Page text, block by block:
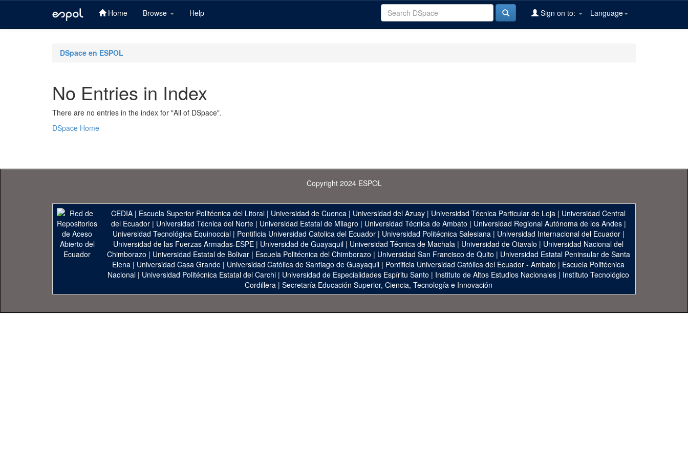
Home Browse Help Language
Sign on to:
DSpace en ESPOL
No Entries in Index
There are no entries in the index for "All of DSpace".
DSpace Home
Copyright 2024 ESPOL
CEDIA | Escuela Superior Politécnica del Litoral | Universidad de Cuenca | Universidad del Azuay | Universidad Técnica Particular de Loja | Universidad Central
del Ecuador| Universidad Técnica del Norte| Universidad Estatal de Milagro | Universidad Técnica de Ambato | Universidad Regional Autónoma de los Andes|
Universidad Tecnológica Equinoccial| Pontificia Universidad Catolica del Ecuador| Universidad Politécnica Salesiana| Universidad Internacional del Ecuador|
Universidad de las Fuerzas Armadas-ESPE | Universidad de Guayaquil | Universidad Técnica de Machala | Universidad de Otavalo | Universidad Nacional del
Chimborazo | Universidad Estatal de Bolivar| Escuela Politécnica del Chimborazo | Universidad San Francisco de Quito | Universidad Estatal Peninsular de Santa
Elena | Universidad Casa Grande | Universidad Católica de Santiago de Guayaquil | Pontificia Universidad Católica del Ecuador - Ambato | Escuela Politécnica
Nacional | Universidad Politécnica Estatal del Carchi | Universidad de Especialidades Espíritu Santo | Instituto de Altos Estudios Nacionales | Instituto Tecnológico
Cordillera| Secretaría Educación Superior, Ciencia, Tecnología e Innovación